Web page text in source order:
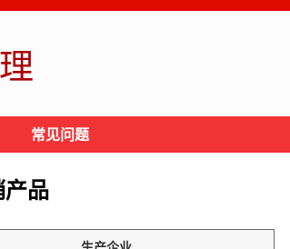
常见问题
品